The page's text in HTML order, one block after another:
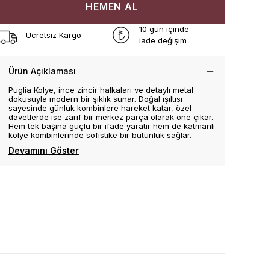
HEMEN AL
Ücretsiz Kargo
10 gün içinde
iade değişim
Ürün Açıklaması
Puglia Kolye, ince zincir halkaları ve detaylı metal
dokusuyla modern bir şıklık sunar. Doğal ışıltısı
sayesinde günlük kombinlere hareket katar, özel
davetlerde ise zarif bir merkez parça olarak öne çıkar.
Hem tek başına güçlü bir ifade yaratır hem de katmanlı
kolye kombinlerinde sofistike bir bütünlük sağlar.
Devamını Göster